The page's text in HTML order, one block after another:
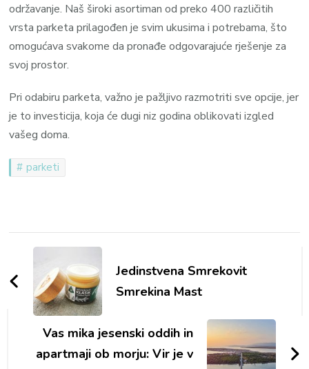
održavanje. Naš široki asortiman od preko 400 različitih
vrsta parketa prilagođen je svim ukusima i potrebama, što
omogućava svakome da pronađe odgovarajuće rješenje za
svoj prostor.
Pri odabiru parketa, važno je pažljivo razmotriti sve opcije, jer
je to investicija, koja će dugi niz godina oblikovati izgled
vašeg doma.
parketi
Navigacija
objav
Jedinstvena Smrekovit
Smrekina Mast
Vas mika jesenski oddih in
apartmaji ob morju: Vir je v